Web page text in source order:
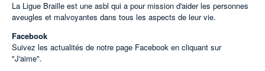
La Ligue Braille est une asbl qui a pour mission d'aider les personnes
aveugles et malvoyantes dans tous les aspects de leur vie.
Facebook
Suivez les actualités de notre page Facebook en cliquant sur
"J'aime".